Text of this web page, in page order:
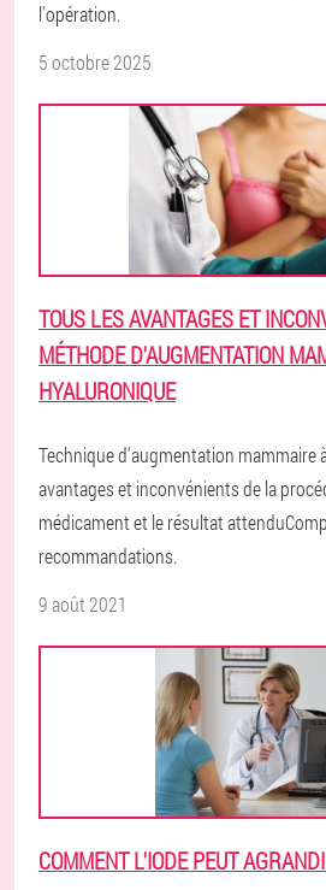
l'opération.
5 octobre 2025
TOUS LES AVANTAGES ET
MÉTHODE D'AUGMENTATION
HYALURONIQUE
Technique d'augmentation mammaire
avantages et inconvénients de la
médicament et le résultat
recommandations.
9 août 2021
COMMENT L'IODE PEUT